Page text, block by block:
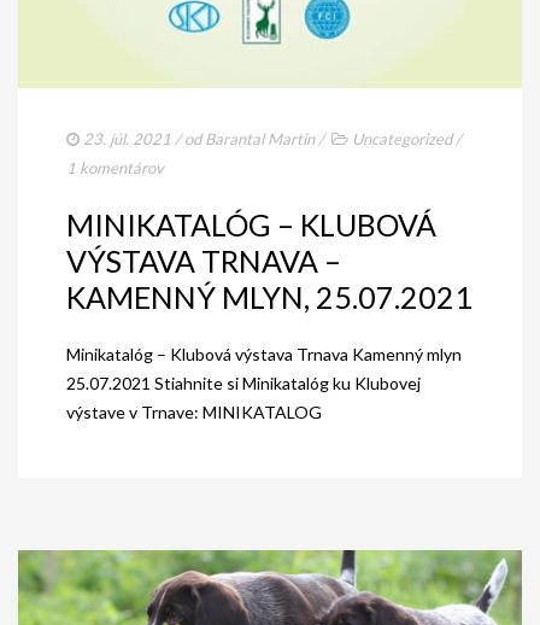
23. júl. 2021 / odBarantal Martin/ Uncategorized/
1 komentárov
MINIKATALÓG – KLUBOVÁ
VÝSTAVA TRNAVA –
KAMENNÝ MLYN, 25.07.2021
Minikatalóg – Klubová výstava Trnava Kamenný mlyn
25.07.2021 Stiahnite si Minikatalóg ku Klubovej
výstave v Trnave: MINIKATALOG